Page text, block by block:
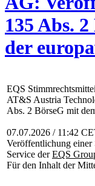
135 Abs.
der
EQS
AT&S Austria
Abs. 2 BörseG mit
07.07.2026 / 11:42
Veröffentlichung einer
Service derEQS
Für den Inhalt der